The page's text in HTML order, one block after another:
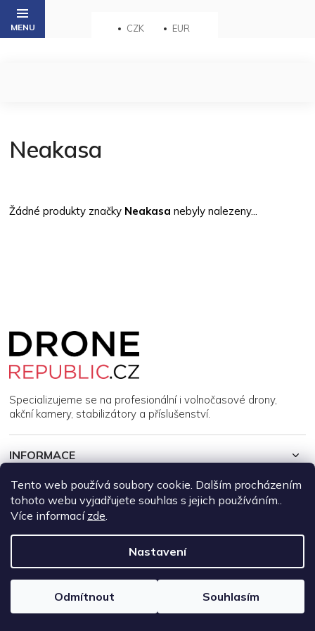
Tento web používá soubory cookie. Dalším procházením
tohoto webu vyjadřujete souhlas s jejich používáním..
Více informací zde.
Nastavení
Odmítnout Souhlasím
Přejít
obsah
CZK EUR
Neakasa
Žádné produkty značky Neakasa nebyly nalezeny...
Specializujeme se na profesionální i volnočasové drony,
akční kamery, stabilizátory a příslušenství.
INFORMACE
MŮJ ÚČET
Copyright 2026DroneRepublic.cz. Všechna práva vyhrazena.
Upravit nastavení cookies